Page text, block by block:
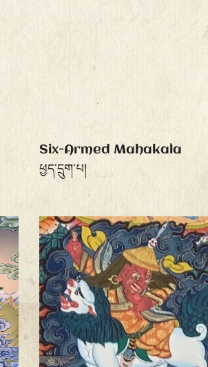
Six-Armed Mahakala
ཕྱད་དྲུག་པ།